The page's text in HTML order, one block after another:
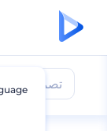
تصميمات